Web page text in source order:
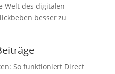
Welt des digitalen
besser zu
So funktioniert Direct